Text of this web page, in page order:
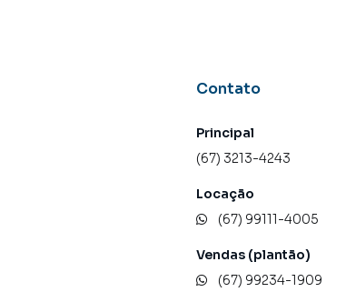
Contato
Principal
(67) 3213-4243
Locação
(67) 99111-4005
Vendas (plantão)
(67) 99234-1909